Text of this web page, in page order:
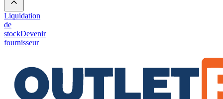
Liquidation
de
stockDevenir
fournisseur